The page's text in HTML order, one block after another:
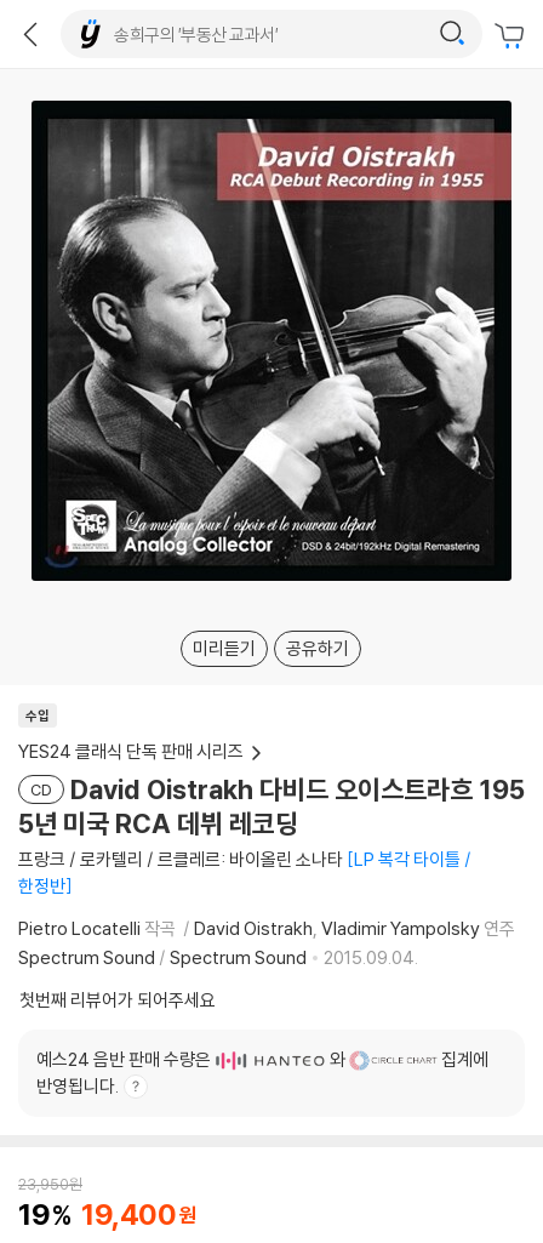
미리듣기 공유하기
수입
YES24 클래식 단독 판매 시리즈
CD
David Oistrakh 다비드 오이스트라흐 195
5년 미국 RCA 데뷔 레코딩
프랑크 / 로카텔리 / 르클레르: 바이올린 소나타 LP 복각 타이틀 /
한정반
Pietro Locatelli 작곡 David Oistrakh Vladimir Yampolsky 연주
Spectrum Sound / Spectrum Sound
2015.09.04.
첫번째 리뷰어가 되어주세요
예스24 음반 판매 수량은 와
집계에
반영됩니다.
23,950원
19 19,400